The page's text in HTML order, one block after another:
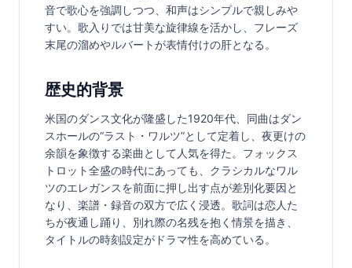
音で歌心を強調しつつ、和声はシンプルで親しみや
すい。歌入りでは甘美な旋律線を活かし、フレーズ
末尾の溜めやルバートが表情付けの肝となる。
歴史的背景
米国のダンス文化が隆盛した1920年代、同曲はダン
スホールの“ラスト・ワルツ”として定着し、夜更けの
余韻を象徴する楽曲として人気を得た。フォックス
トロット全盛の時代にあっても、クラシカルなワル
ツのエレガンスを前面に押し出す点が差別化要因と
なり、楽譜・録音の双方で広く浸透。歌詞は恋人た
ちが夜通し踊り、別れ際の名残を抱く情景を描き、
タイトルの時刻設定がドラマ性を高めている。